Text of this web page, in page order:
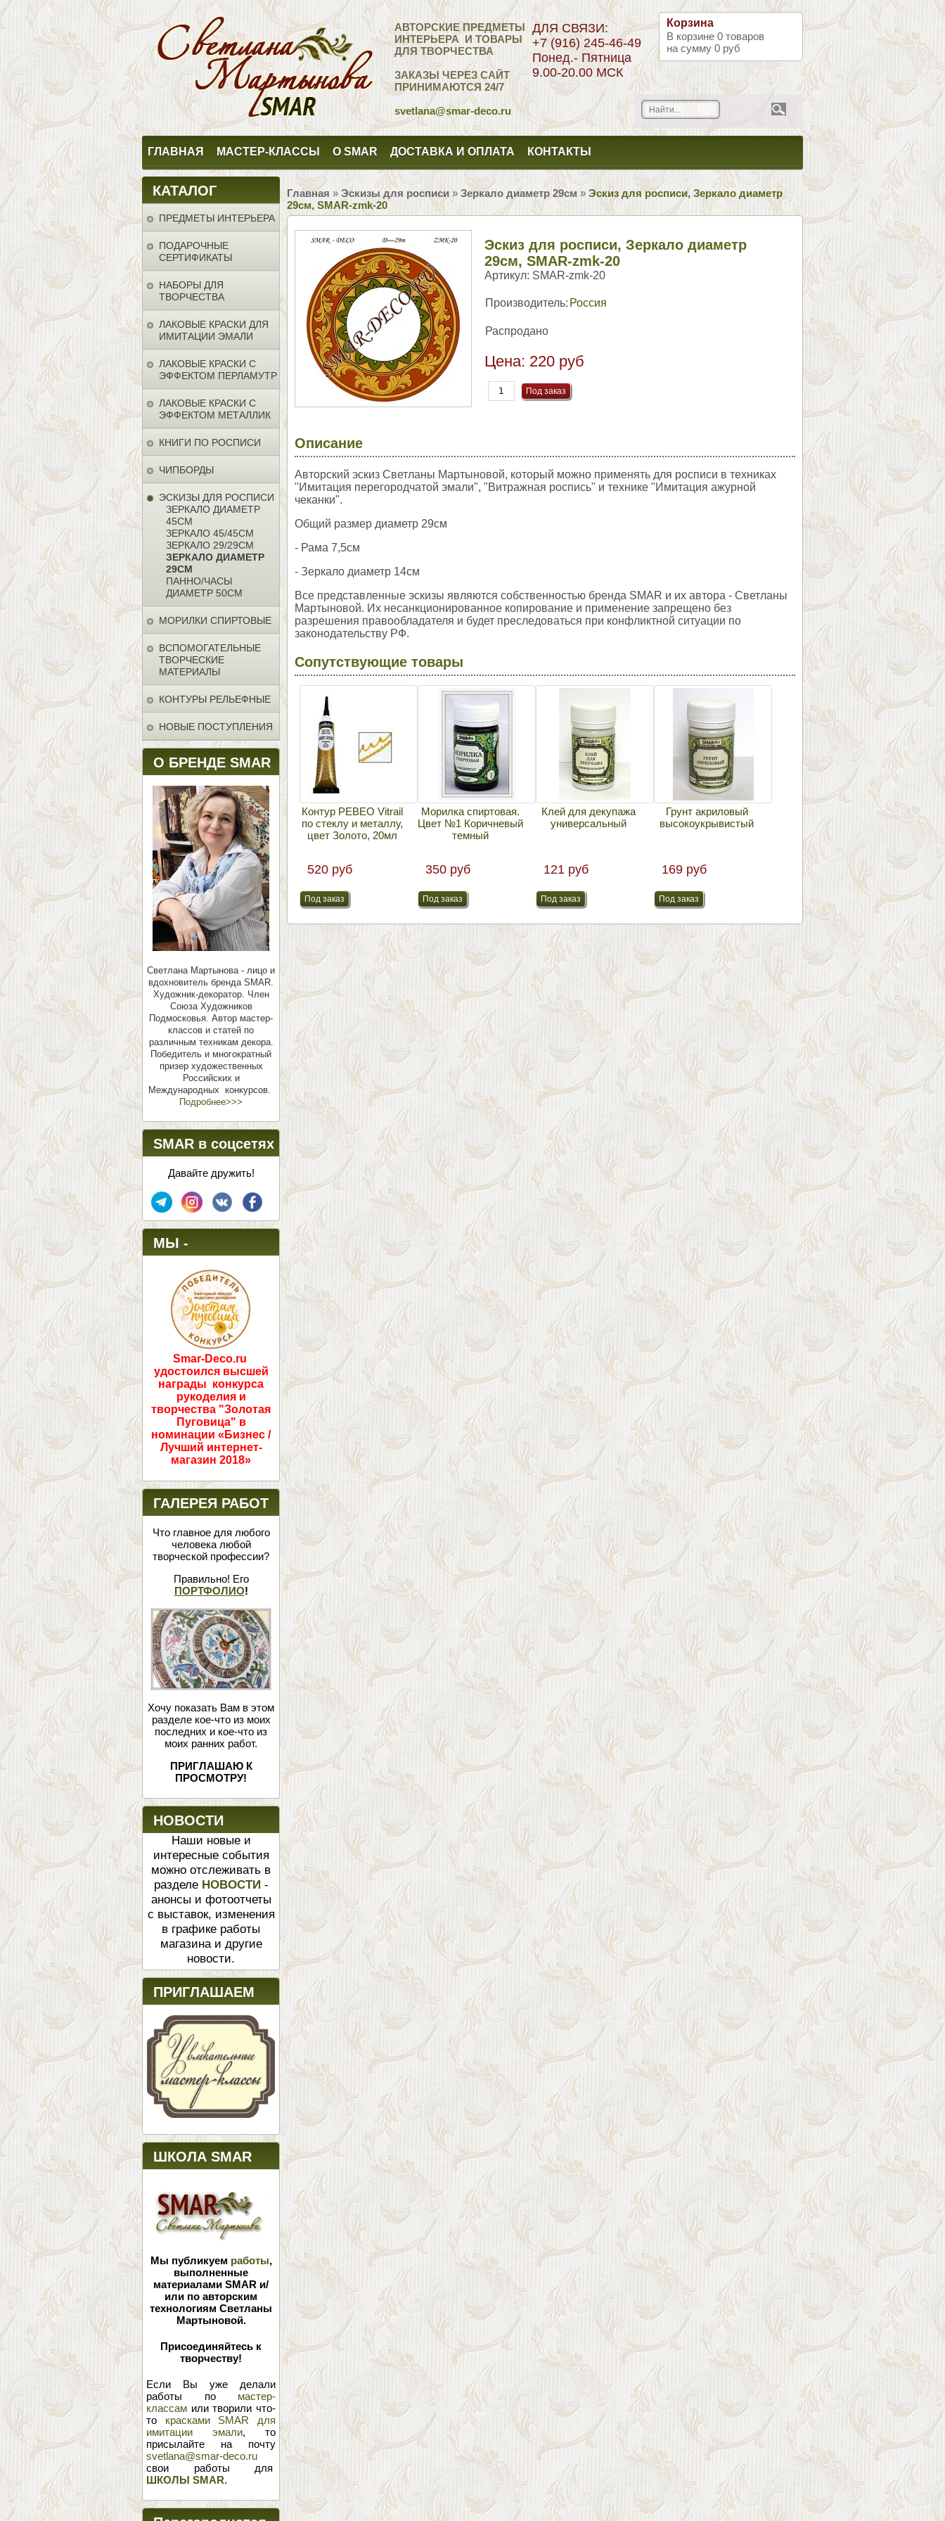
АВТОРСКИЕ ПРЕДМЕТЫ
ИНТЕРЬЕРА И ТОВАРЫ
ДЛЯ ТВОРЧЕСТВА
ЗАКАЗЫ ЧЕРЕЗ САЙТ
ПРИНИМАЮТСЯ 24/7
svetlana@smar-deco.ru
Корзина
В корзине 0 товаров
на сумму 0 руб
ДЛЯ СВЯЗИ:
+7 (916) 245-46-49
Понед.- Пятница
9.00-20.00 МСК
ГЛАВНАЯ МАСТЕР-КЛАССЫ О SMAR ДОСТАВКА И ОПЛАТА КОНТАКТЫ
КАТАЛОГ
ПРЕДМЕТЫ ИНТЕРЬЕРА
ПОДАРОЧНЫЕ
СЕРТИФИКАТЫ
НАБОРЫ ДЛЯ
ТВОРЧЕСТВА
ЛАКОВЫЕ КРАСКИ ДЛЯ
ИМИТАЦИИ ЭМАЛИ
ЛАКОВЫЕ КРАСКИ С
ЭФФЕКТОМ ПЕРЛАМУТР
ЛАКОВЫЕ КРАСКИ С
ЭФФЕКТОМ МЕТАЛЛИК
КНИГИ ПО РОСПИСИ
ЧИПБОРДЫ
ЭСКИЗЫ ДЛЯ РОСПИСИ
ЗЕРКАЛО ДИАМЕТР
45СМ
ЗЕРКАЛО 45/45СМ
ЗЕРКАЛО 29/29СМ
ЗЕРКАЛО ДИАМЕТР
29СМ
ПАННО/ЧАСЫ
ДИАМЕТР 50СМ
МОРИЛКИ СПИРТОВЫЕ
ВСПОМОГАТЕЛЬНЫЕ
ТВОРЧЕСКИЕ
МАТЕРИАЛЫ
КОНТУРЫ РЕЛЬЕФНЫЕ
НОВЫЕ ПОСТУПЛЕНИЯ
О БРЕНДЕ SMAR
Светлана Мартынова - лицо и
вдохновитель бренда SMAR.
Художник-декоратор. Член
Союза Художников
Подмосковья. Автор мастер-
классов и статей по
различным техникам декора.
Победитель и многократный
призер художественных
Российских и
Международных конкурсов.
Подробнее>>>
SMAR в соцсетях
Давайте дружить!
МЫ -
ПОБЕДИТЕЛИ!
Smar-Deco.ru
удостоился высшей
награды конкурса
рукоделия и
творчества "Золотая
Пуговица" в
номинации «Бизнес /
Лучший интернет-
магазин 2018»
ГАЛЕРЕЯ РАБОТ
Что главное для любого
человека любой
творческой профессии?
Правильно! Его
ПОРТФОЛИО!
Хочу показать Вам в этом
разделе кое-что из моих
последних и кое-что из
моих ранних работ.
ПРИГЛАШАЮ К
ПРОСМОТРУ!
НОВОСТИ
Наши новые и
интересные события
можно отслеживать в
разделе НОВОСТИ -
анонсы и фотоотчеты
с выставок, изменения
в графике работы
магазина и другие
новости.
ПРИГЛАШАЕМ
ШКОЛА SMAR
Мы публикуем работы,
выполненные
материалами SMAR и/
или по авторским
технологиям Светланы
Мартыновой.
Присоединяйтесь к
творчеству!
Если Вы уже делали
работы по мастер-
классам или творили что-
то красками SMAR для
имитации эмали, то
присылайте на почту
svetlana@smar-deco.ru
свои работы для
ШКОЛЫ SMAR.
Главная » Эскизы для росписи » Зеркало диаметр 29см » Эскиз для росписи, Зеркало диаметр
29см, SMAR-zmk-20
Эскиз для росписи, Зеркало диаметр
29см, SMAR-zmk-20
Артикул: SMAR-zmk-20
Производитель: Россия
Распродано
Цена: 220 руб
Описание
Авторский эскиз Светланы Мартыновой, который можно применять для росписи в техниках
"Имитация перегородчатой эмали", "Витражная роспись" и технике "Имитация ажурной
чеканки".
Общий размер диаметр 29см
- Рама 7,5см
- Зеркало диаметр 14см
Все представленные эскизы являются собственностью бренда SMAR и их автора - Светланы
Мартыновой. Их несанкционированное копирование и применение запрещено без
разрешения правообладателя и будет преследоваться при конфликтной ситуации по
законодательству РФ.
Сопутствующие товары
Контур PEBEO Vitrail
по стеклу и металлу,
цвет Золото, 20мл
520 руб
Морилка спиртовая.
Цвет №1 Коричневый
темный
350 руб
Клей для декупажа
универсальный
121 руб
Грунт акриловый
высокоукрывистый
169 руб